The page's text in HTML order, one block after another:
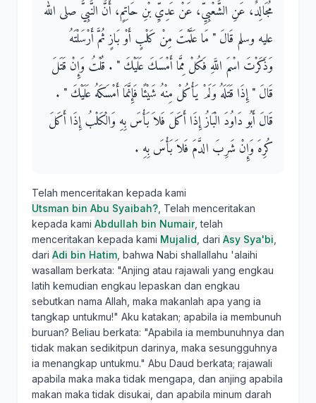
مُجَالِدٌ، عَنِ الشَّعْبِيِّ، عَنْ عَدِيِّ بْنِ حَاتِمٍ، أَنَّ النَّبِيَّ صلى الله
عليه وسلم قَالَ ‏"‏ مَا عَلَّمْتَ مِنْ كَلْبٍ أَوْ بَازٍ ثُمَّ أَرْسَلْتَهُ
وَذَكَرْتَ اسْمَ اللَّهِ فَكُلْ مِمَّا أَمْسَكَ عَلَيْكَ ‏"‏ ‏.‏ قُلْتُ وَإِنْ قَتَلَ
قَالَ ‏"‏ إِذَا قَتَلَهُ وَلَمْ يَأْكُلْ مِنْهُ شَيْئًا فَإِنَّمَا أَمْسَكَهُ عَلَيْكَ ‏"‏ ‏.‏
قَالَ أَبُو دَاوُدَ الْبَازُ إِذَا أَكَلَ فَلاَ بَأْسَ بِهِ وَالْكَلْبُ إِذَا أَكَلَ
كُرِهَ وَإِنْ شَرِبَ الدَّمَ فَلاَ بَأْسَ بِهِ ‏.‏
Telah menceritakan kepada kami
Utsman bin Abu Syaibah? , Telah menceritakan
kepada kami Abdullah bin Numair, telah
menceritakan kepada kami Mujalid , dari Asy Sya'bi
dari Adi bin Hatim , bahwa Nabi shallallahu 'alaihi
wasallam berkata: "Anjing atau rajawali yang engkau
latih kemudian engkau lepaskan dan engkau
sebutkan nama Allah, maka makanlah apa yang ia
tangkap untukmu!" Aku katakan; apabila ia membunuh
buruan? Beliau berkata: "Apabila ia membunuhnya dan
tidak makan sedikitpun darinya, maka sesungguhnya
ia menangkap untukmu." Abu Daud berkata; rajawali
apabila maka maka tidak mengapa, dan anjing apabila
makan maka tidak disukai, dan apabila minum darah